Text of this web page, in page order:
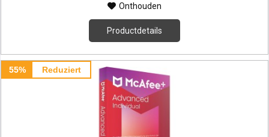
Onthouden
Productdetails
55% Reduziert